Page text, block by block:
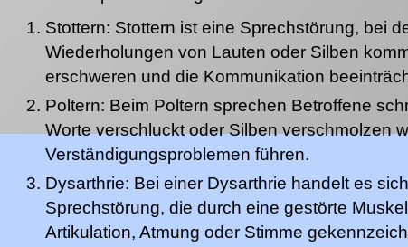
Stottern: Stottern ist eine Sprechstörung, bei
Wiederholungen von Lauten oder Silben
erschweren und die Kommunikation
Poltern: Beim Poltern sprechen Betroffene
Worte verschluckt oder Silben verschmolzen
Verständigungsproblemen führen.
Dysarthrie: Bei einer Dysarthrie handelt es
Sprechstörung, die durch eine gestörte
Artikulation, Atmung oder Stimme